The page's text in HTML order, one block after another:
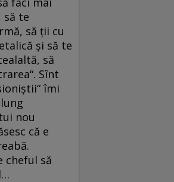
să te
să ţii cu
şi să te
să
Sînt
îmi
nou
că e
cheful să